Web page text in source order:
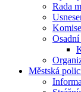
Rada
Městská